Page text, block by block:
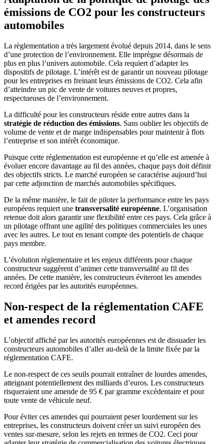
émissions de CO2 pour les constructeurs
automobiles
La règlementation a très largement évolué depuis 2014, dans le sens
d’une protection de l’environnement. Elle imprègne désormais de
plus en plus l’univers automobile. Cela requiert d’adapter les
dispositifs de pilotage. L’intérêt est de garantir un nouveau pilotage
pour les entreprises en freinant leurs émissions de CO2. Cela afin
d’atteindre un pic de vente de voitures neuves et propres,
respectueuses de l’environnement.
La difficulté pour les constructeurs réside entre autres dans la
stratégie de réduction des émissions. Sans oublier les objectifs de
volume de vente et de marge indispensables pour maintenir à flots
l’entreprise et son intérêt économique.
Puisque cette réglementation est européenne et qu’elle est amenée à
évoluer encore davantage au fil des années, chaque pays doit définir
des objectifs stricts. Le marché européen se caractérise aujourd’hui
par cette adjonction de marchés automobiles spécifiques.
De la même manière, le fait de piloter la performance entre les pays
européens requiert une transversalité européenne. L’organisation
retenue doit alors garantir une flexibilité entre ces pays. Cela grâce à
un pilotage offrant une agilité des politiques commerciales les unes
avec les autres. Le tout en tenant compte des potentiels de chaque
pays membre.
L’évolution réglementaire et les enjeux différents pour chaque
constructeur suggèrent d’animer cette transversalité au fil des
années. De cette manière, les constructeurs éviteront les amendes
record érigées par les autorités européennes.
Non-respect de la réglementation CAFE
et amendes record
L’objectif affiché par les autorités européennes est de dissuader les
constructeurs automobiles d’aller au-delà de la limite fixée par la
réglementation CAFE.
Le non-respect de ces seuils pourrait entraîner de lourdes amendes,
atteignant potentiellement des milliards d’euros. Les constructeurs
risqueraient une amende de 95 € par gramme excédentaire et pour
toute vente de véhicule neuf.
Pour éviter ces amendes qui pourraient peser lourdement sur les
entreprises, les constructeurs doivent créer un suivi européen des
ventes sur-mesure, selon les rejets en termes de CO2. Ceci pour